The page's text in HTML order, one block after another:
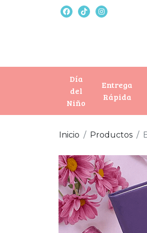
Día
del
Niño
Entrega
Rápida
Inicio Productos